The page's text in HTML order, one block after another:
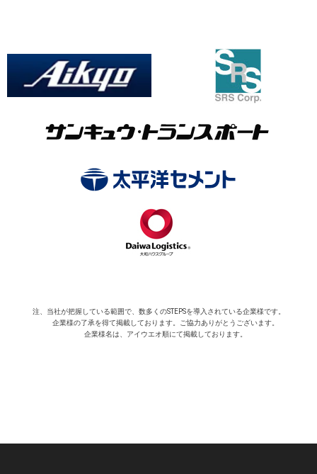
注、当社が把握している範囲で、数多くのSTEPSを導入されている企業様です。
​ 企業様の了承を得て掲載しております。ご協力ありがとうございます。
企業様名は、アイウエオ順にて掲載しております。